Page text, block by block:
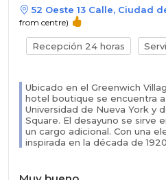
52 Oeste 13 Calle, Ciudad
from centre)
Recepción 24 horas
Ubicado en el Greenwich
hotel boutique se encuentra a
Universidad de Nueva York y
Square. El desayuno se sirve
un cargo adicional. Con una
inspirada en la década de